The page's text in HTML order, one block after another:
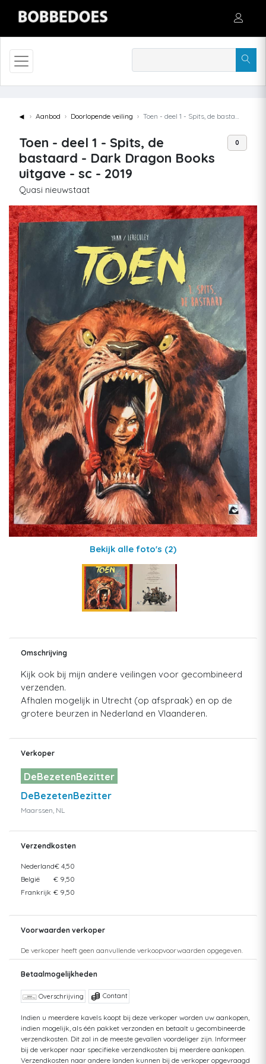
◄ Aanbod Doorlopende veiling Toen - deel 1 - Spits, de bastaard - Dark Dragon Books uitgave - sc - 2019
Toen - deel 1 - Spits, de
bastaard - Dark Dragon Books
uitgave - sc - 2019
Quasi nieuwstaat
0
Bekijk alle foto's (2)
Omschrijving
Kijk ook bij mijn andere veilingen voor gecombineerd
verzenden.
Afhalen mogelijk in Utrecht (op afspraak) en op de
grotere beurzen in Nederland en Vlaanderen.
Verkoper
DeBezetenBezitter
DeBezetenBezitter
Maarssen, NL
Verzendkosten
Nederland€ 4,50
België
€ 9,50
Frankrijk € 9,50
Voorwaarden verkoper
De verkoper heeft geen aanvullende verkoopvoorwaarden opgegeven.
Betaalmogelijkheden
Overschrijving Contant
Indien u meerdere kavels koopt bij deze verkoper worden uw aankopen,
indien mogelijk, als één pakket verzonden en betaalt u gecombineerde
verzendkosten. Dit zal in de meeste gevallen voordeliger zijn. Informeer
bij de verkoper naar specifieke verzendkosten bij meerdere aankopen.
Verzendkosten naar andere landen kunnen bij de verkoper opgevraagd